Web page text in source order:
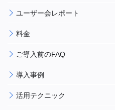
ユーザー会レポート
料金
ご導入前のFAQ
導入事例
活用テクニック